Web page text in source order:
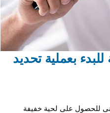
بعملية تحديد
للحصول على لحية خفيفة